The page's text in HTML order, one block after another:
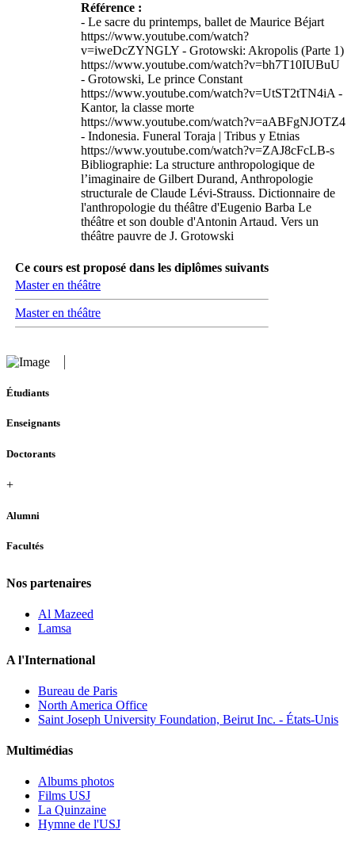
Référence :
- Le sacre du printemps, ballet de Maurice Béjart
https://www.youtube.com/watch?
v=iweDcZYNGLY - Grotowski: Akropolis (Parte 1)
https://www.youtube.com/watch?v=bh7T10IUBuU
- Grotowski, Le prince Constant
https://www.youtube.com/watch?v=UtST2tTN4iA -
Kantor, la classe morte
https://www.youtube.com/watch?v=aABFgNJOTZ4
- Indonesia. Funeral Toraja | Tribus y Etnias
https://www.youtube.com/watch?v=ZAJ8cFcLB-s
Bibliographie: La structure anthropologique de
l’imaginaire de Gilbert Durand, Anthropologie
structurale de Claude Lévi-Strauss. Dictionnaire de
l'anthropologie du théâtre d'Eugenio Barba Le
théâtre et son double d'Antonin Artaud. Vers un
théâtre pauvre de J. Grotowski
Ce cours est proposé dans les diplômes suivants
Master en théâtre
Master en théâtre
Étudiants
Enseignants
Doctorants
+
Alumni
Facultés
Nos partenaires
Al Mazeed
Lamsa
A l'International
Bureau de Paris
North America Office
Saint Joseph University Foundation, Beirut Inc. - États-Unis
Multimédias
Albums photos
Films USJ
La Quinzaine
Hymne de l'USJ